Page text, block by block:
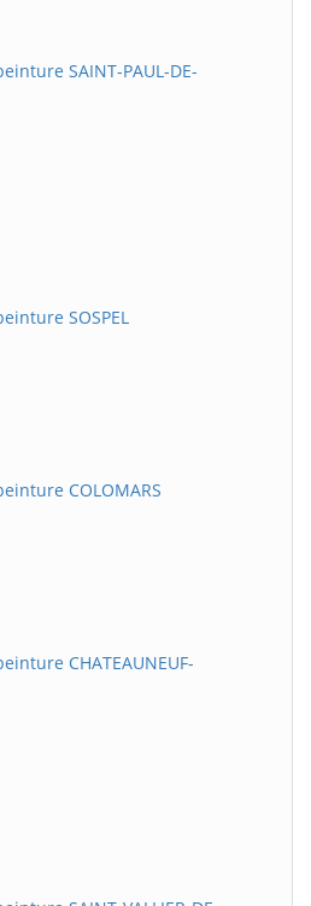
SAINT-PAUL-DE-
SOSPEL
COLOMARS
CHATEAUNEUF-